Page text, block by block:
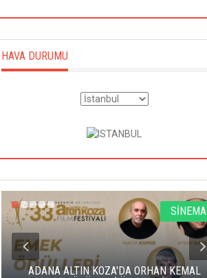
HAVA DURUMU
SİNEMA
ADANA ALTIN KOZA'DA ORHAN KEMAL